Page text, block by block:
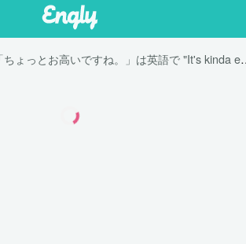
「ちょっとお高